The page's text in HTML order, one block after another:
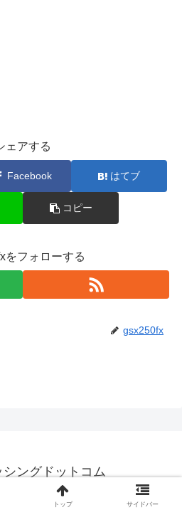
ェアする
Facebook はてブ
コピー
をフォローする
gsx250fx
シングドットコム
ィッシングドットコム.
トップ サイドバー